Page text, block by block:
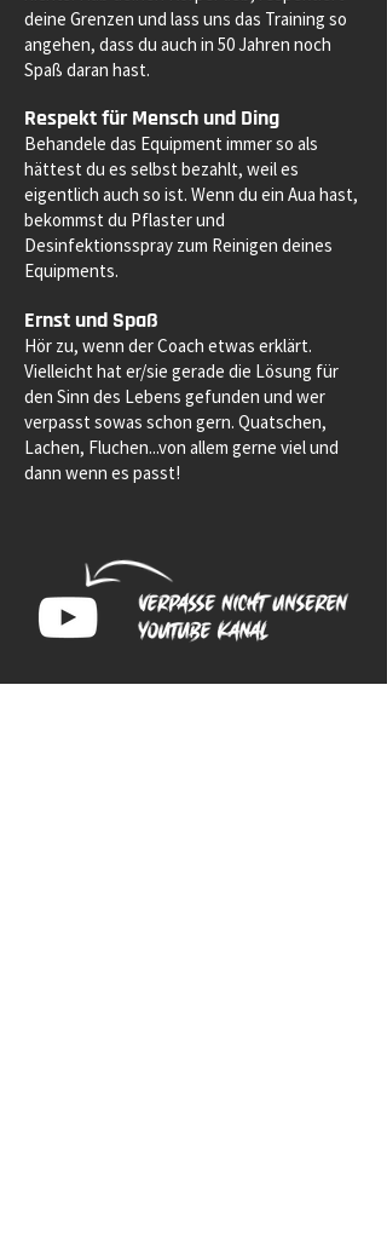
deine Grenzen und lass uns das Training so
angehen, dass du auch in 50 Jahren noch
Spaß daran hast.
Respekt für Mensch und Ding
Behandele das Equipment immer so als
hättest du es selbst bezahlt, weil es
eigentlich auch so ist. Wenn du ein Aua hast,
bekommst du Pflaster und
Desinfektionsspray zum Reinigen deines
Equipments.
Ernst und Spaß
Hör zu, wenn der Coach etwas erklärt.
Vielleicht hat er/sie gerade die Lösung für
den Sinn des Lebens gefunden und wer
verpasst sowas schon gern. Quatschen,
Lachen, Fluchen...von allem gerne viel und
dann wenn es passt!